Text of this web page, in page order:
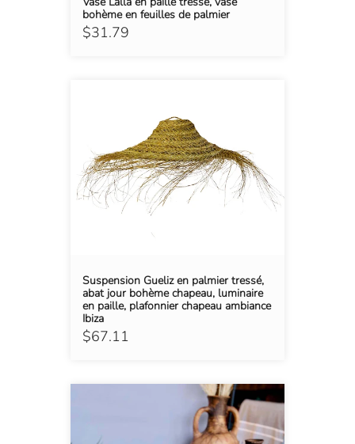
$31.79
bohème en feuilles de palmier
$67.11
Suspension Gueliz en palmier tressé,
abat jour bohème chapeau, luminaire
en paille, plafonnier chapeau ambiance
Ibiza